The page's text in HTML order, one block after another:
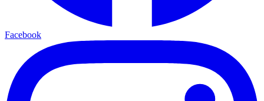
Facebook